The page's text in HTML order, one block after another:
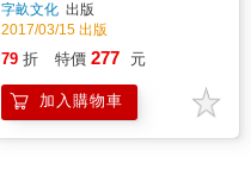
字畝文化 出版
2017/03/15 出版
79 折 特價 277 元
加入購物車